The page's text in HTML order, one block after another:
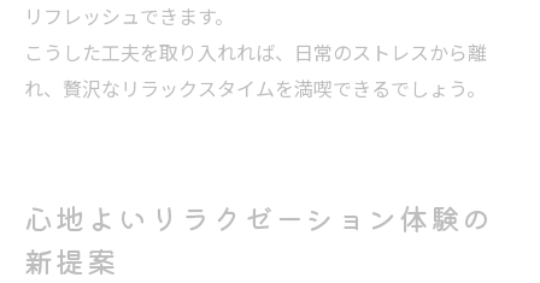
リフレッシュできます。
こうした工夫を取り入れれば、日常のストレスから離
れ、贅沢なリラックスタイムを満喫できるでしょう。
心地よいリラクゼーション体験の
新提案